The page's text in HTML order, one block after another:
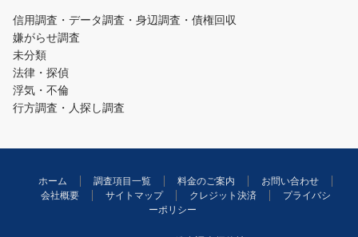
信用調査・データ調査・身辺調査・債権回収
嫌がらせ調査
未分類
法律・探偵
浮気・不倫
行方調査・人探し調査
ホーム 調査項目一覧 料金のご案内
お問い合わせ
会社概要
サイトマップ クレジット決済
プライバシ
ーポリシー